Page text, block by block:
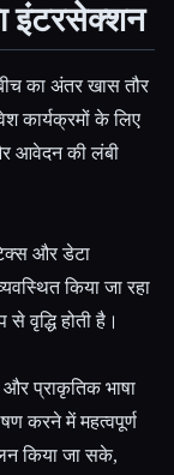
इंटरसेक्शन
का अंतर खास तौर
कार्यक्रमों के लिए
आवेदन की लंबी
और डेटा
किया जा रहा
वृद्धि होती है।
प्राकृतिक भाषा
करने में महत्वपूर्ण
किया जा सके,